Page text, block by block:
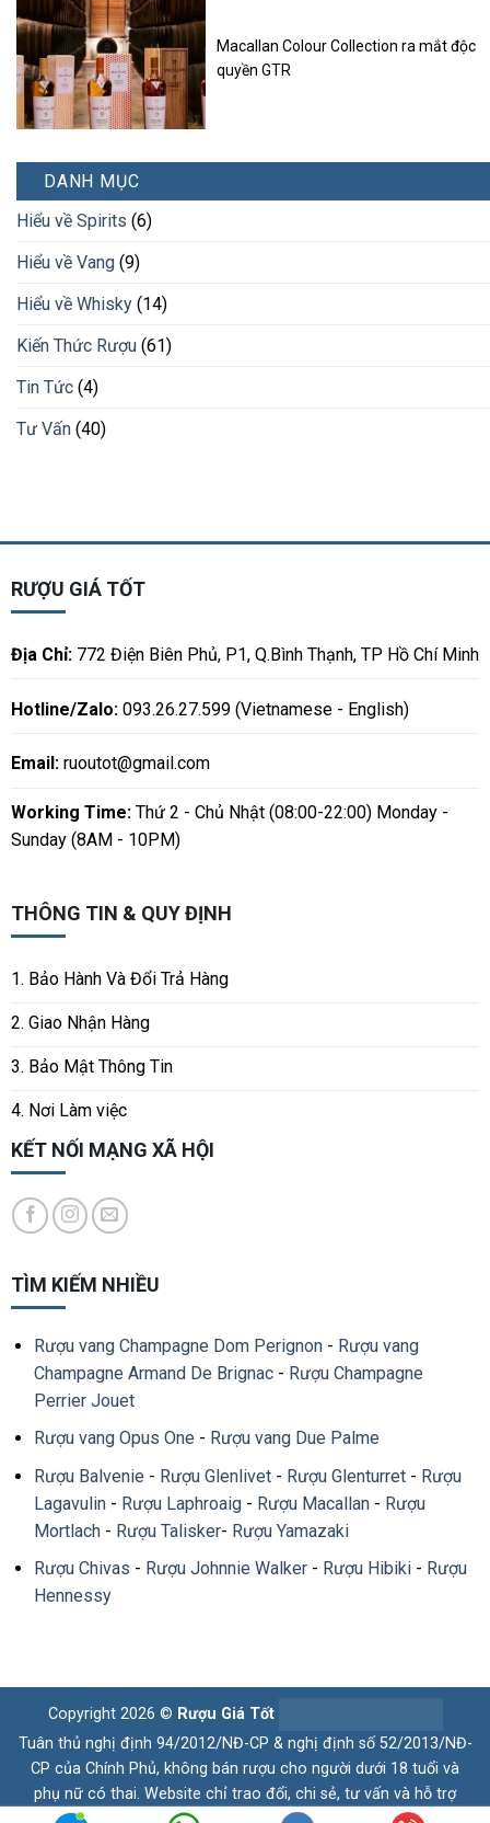
Macallan Colour Collection ra mắt độc
quyền GTR
DANH MỤC
Hiểu về Spirits (6)
Hiểu về Vang (9)
Hiểu về Whisky (14)
Kiến Thức Rượu (61)
Tin Tức (4)
Tư Vấn (40)
RƯỢU GIÁ TỐT
Địa Chỉ:772 Điện Biên Phủ, P1, Q.Bình Thạnh, TP Hồ Chí Minh
Hotline/Zalo:093.26.27.599 (Vietnamese - English)
Email: ruoutot@gmail.com
Working Time:Thứ 2 - Chủ Nhật (08:00-22:00) Monday -
Sunday (8AM - 10PM)
THÔNG TIN & QUY ĐỊNH
1. Bảo Hành Và Đổi Trả Hàng
2. Giao Nhận Hàng
3. Bảo Mật Thông Tin
4. Nơi Làm việc
KẾT NỐI MẠNG XÃ HỘI
TÌM KIẾM NHIỀU
Rượu vang Champagne Dom Perignon- Rượu vang
Champagne Armand De Brignac- Rượu Champagne
Perrier Jouet
Rượu vang Opus One - Rượu vang Due Palme
Rượu Balvenie - Rượu Glenlivet- Rượu Glenturret- Rượu
Lagavulin- Rượu Laphroaig- Rượu Macallan- Rượu
Mortlach- Rượu Talisker- Rượu Yamazaki
Rượu Chivas - Rượu Johnnie Walker- Rượu Hibiki- Rượu
Hennessy
Copyright 2026 © Rượu Giá Tốt
Tuân thủ nghị định 94/2012/NĐ-CP & nghị định số 52/2013/NĐ-
CP của Chính Phủ, không bán rượu cho người dưới 18 tuổi và
phụ nữ có thai. Website chỉ trao đổi, chi sẻ, tư vấn và hỗ trợ
thông tin, kiến thức, những trải nghiệm về rượu. Quý Khách có